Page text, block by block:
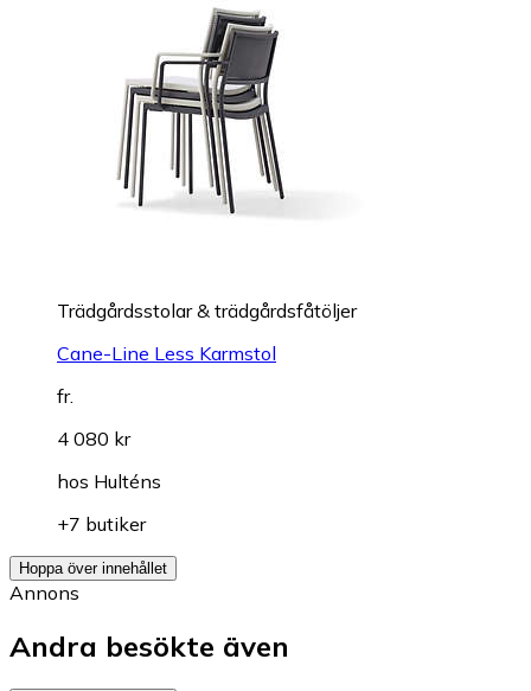
Trädgårdsstolar & trädgårdsfåtöljer
Cane-Line Less Karmstol
fr.
4 080 kr
hos Hulténs
+7 butiker
Hoppa över innehållet
Annons
Andra besökte även